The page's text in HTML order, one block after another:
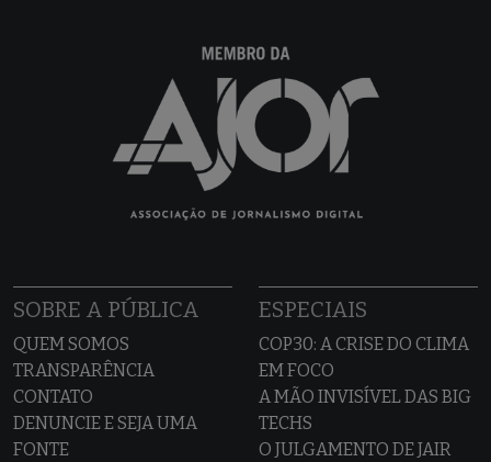
SOBRE A PÚBLICA
QUEM SOMOS
TRANSPARÊNCIA
CONTATO
DENUNCIE E SEJA UMA
FONTE
ESPECIAIS
COP30: A CRISE DO CLIMA
EM FOCO
A MÃO INVISÍVEL DAS BIG
TECHS
O JULGAMENTO DE JAIR